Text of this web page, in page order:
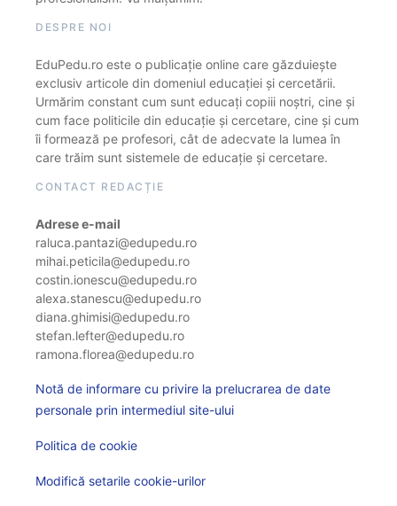
DESPRE NOI
EduPedu.ro este o publicație online care găzduiește
exclusiv articole din domeniul educației și cercetării.
Urmărim constant cum sunt educați copiii noștri, cine și
cum face politicile din educație și cercetare, cine și cum
îi formează pe profesori, cât de adecvate la lumea în
care trăim sunt sistemele de educație și cercetare.
CONTACT REDACȚIE
Adrese e-mail
raluca.pantazi@edupedu.ro
mihai.peticila@edupedu.ro
costin.ionescu@edupedu.ro
alexa.stanescu@edupedu.ro
diana.ghimisi@edupedu.ro
stefan.lefter@edupedu.ro
ramona.florea@edupedu.ro
Notă de informare cu privire la prelucrarea de date
personale prin intermediul site-ului
Politica de cookie
Modifică setarile cookie-urilor